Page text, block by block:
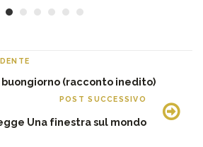
(racconto inedito)
POST SUCCESSIVO
Una finestra sul mondo